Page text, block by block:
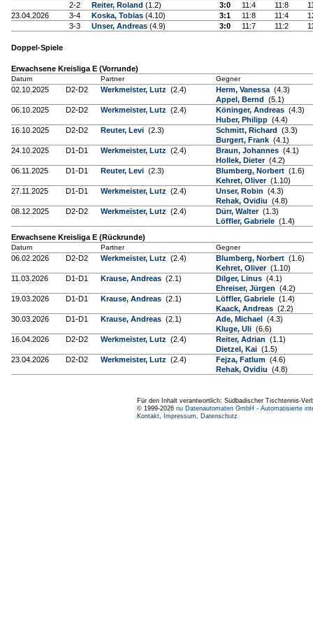
2-2
Reiter, Roland (1.2) 3:0 11:4 11:8
23.04.2026
3-4 Koska, Tobias (4.10) 3:1 11:8 11:4
3-3
Unser, Andreas (4.9) 3:0 11:7 11:2
Doppel-Spiele
Erwachsene Kreisliga E (Vorrunde)
Datum Partner Gegner
02.10.2025 D2-D2 Werkmeister, Lutz (2.4) Herm, Vanessa (4.3)
Appel, Bernd (5.1)
06.10.2025
D2-D2 Werkmeister, Lutz (2.4) Köninger, Andreas (4.3)
Huber, Philipp (4.4)
16.10.2025
D2-D2 Reuter, Levi (2.3) Schmitt, Richard (3.3)
Burgert, Frank (4.1)
24.10.2025
D1-D1 Werkmeister, Lutz (2.4) Braun, Johannes (4.1)
Hollek, Dieter (4.2)
06.11.2025
D1-D1 Reuter, Levi (2.3) Blumberg, Norbert (1.6)
Kehret, Oliver (1.10)
27.11.2025
D1-D1 Werkmeister, Lutz (2.4) Unser, Robin (4.3)
Rehak, Ovidiu (4.8)
08.12.2025
D2-D2 Werkmeister, Lutz (2.4) Dürr, Walter (1.3)
Löffler, Gabriele (1.4)
Erwachsene Kreisliga E (Rückrunde)
Datum Partner Gegner
06.02.2026 D2-D2 Werkmeister, Lutz (2.4) Blumberg, Norbert (1.6)
Kehret, Oliver (1.10)
11.03.2026
D1-D1 Krause, Andreas (2.1) Dilger, Linus (4.1)
Ehreiser, Jürgen (4.2)
19.03.2026
D1-D1 Krause, Andreas (2.1) Löffler, Gabriele (1.4)
Kaack, Andreas (2.2)
30.03.2026
D1-D1 Krause, Andreas (2.1) Ade, Michael (4.3)
Kluge, Uli (6.6)
16.04.2026
D2-D2 Werkmeister, Lutz (2.4) Reiter, Adrian (1.1)
Dietzel, Kai (1.5)
23.04.2026
D2-D2 Werkmeister, Lutz (2.4) Fejza, Fatlum (4.6)
Rehak, Ovidiu (4.8)
Für den Inhalt verantwortlich: Südbadischer Tischtennis-
© 1999-2026 nu Datenautomaten GmbH - Automatisierte
Kontakt, Impressum, Datenschutz